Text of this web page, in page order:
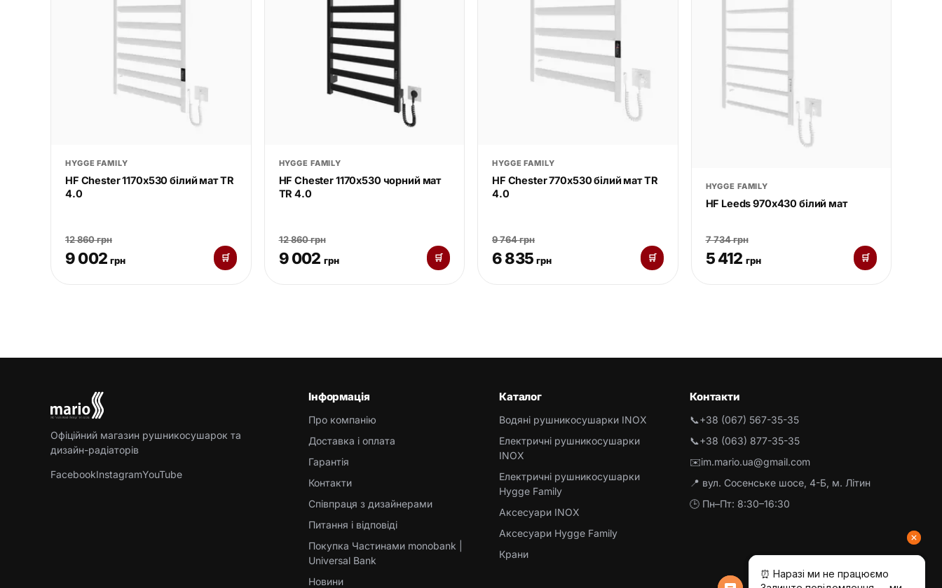
HYGGE FAMILY
HF Chester 1170х530 білий мат TR
4.0
12 860 грн
9 002 грн 🛒
HYGGE FAMILY
HF Chester 1170х530 чорний мат
TR 4.0
12 860 грн
9 002 грн 🛒
HYGGE FAMILY
HF Chester 770х530 білий мат TR
4.0
9 764 грн
6 835 грн 🛒
HYGGE FAMILY
HF Leeds 970х430 білий мат
7 734 грн
5 412 грн 🛒
Офіційний магазин рушникосушарок та
дизайн-радіаторів
FacebookInstagramYouTube
Інформація
Про компанію
Доставка і оплата
Гарантія
Контакти
Співпраця з дизайнерами
Питання і відповіді
Покупка Частинами monobank |
Universal Bank
Новини
Каталог
Водяні рушникосушарки INOX
Електричні рушникосушарки
INOX
Електричні рушникосушарки
Hygge Family
Аксесуари INOX
Аксесуари Hygge Family
Крани
Контакти
📞+38 (067) 567-35-35
📞+38 (063) 877-35-35
✉️im.mario.ua@gmail.com
📍 вул. Сосенське шосе, 4-Б, м. Літин
🕒 Пн–Пт: 8:30–16:30